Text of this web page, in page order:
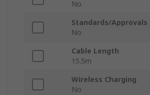
No
Standards/Approvals
No
Cable Length
15.5m
Wireless Charging
No